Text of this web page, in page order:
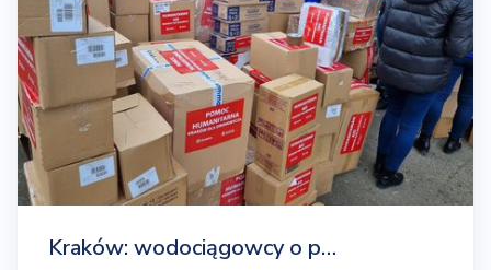
Kraków: wodociągowcy o p…